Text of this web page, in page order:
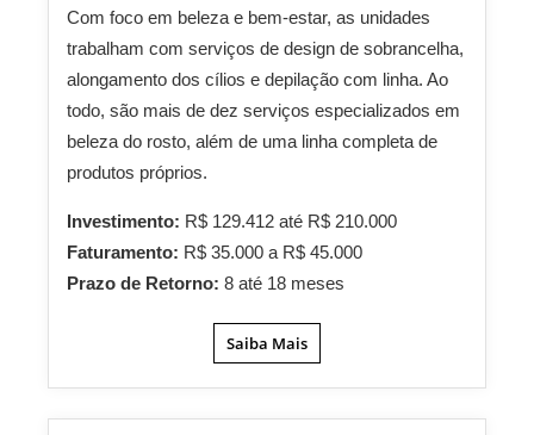
Com foco em beleza e bem-estar, as unidades
trabalham com serviços de design de sobrancelha,
alongamento dos cílios e depilação com linha. Ao
todo, são mais de dez serviços especializados em
beleza do rosto, além de uma linha completa de
produtos próprios.
Investimento: R$ 129.412 até R$ 210.000
Faturamento: R$ 35.000 a R$ 45.000
Prazo de Retorno: 8 até 18 meses
Saiba Mais